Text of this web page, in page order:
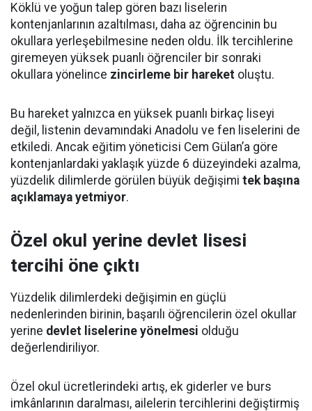
Köklü ve yoğun talep gören bazı liselerin
kontenjanlarının azaltılması, daha az öğrencinin bu
okullara yerleşebilmesine neden oldu. İlk tercihlerine
giremeyen yüksek puanlı öğrenciler bir sonraki
okullara yönelince zincirleme bir hareket oluştu.
Bu hareket yalnızca en yüksek puanlı birkaç liseyi
değil, listenin devamındaki Anadolu ve fen liselerini de
etkiledi. Ancak eğitim yöneticisi Cem Gülan’a göre
kontenjanlardaki yaklaşık yüzde 6 düzeyindeki azalma,
yüzdelik dilimlerde görülen büyük değişimi tek başına
açıklamaya yetmiyor.
Özel okul yerine devlet lisesi
tercihi öne çıktı
Yüzdelik dilimlerdeki değişimin en güçlü
nedenlerinden birinin, başarılı öğrencilerin özel okullar
yerine devlet liselerine yönelmesi olduğu
değerlendiriliyor.
Özel okul ücretlerindeki artış, ek giderler ve burs
imkânlarının daralması, ailelerin tercihlerini değiştirmiş